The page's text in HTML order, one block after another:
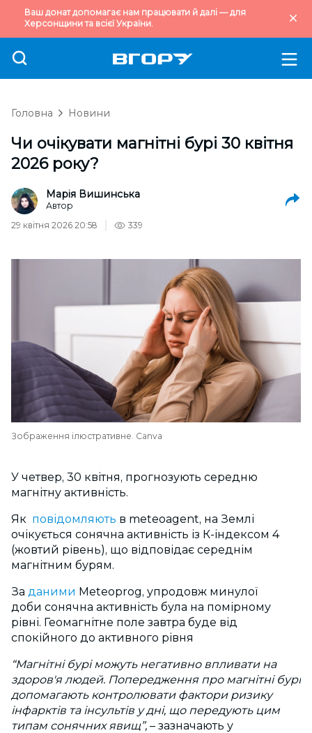
Ваш донат допомагає нам працювати й далі — для
Херсонщини та всієї України.
Головна Новини
Чи очікувати магнітні бурі 30 квітня
2026 року?
Марія Вишинська
Автор
29 квітня 2026 20:58
339
Зображення ілюстративне. Canva
У четвер, 30 квітня, прогнозують середню
магнітну активність.
Як повідомляють в meteoagent, на Землі
очікується сонячна активність із К-індексом 4
(жовтий рівень), що відповідає середнім
магнітним бурям.
За даними Meteoprog, упродовж минулої
доби сонячна активність була на помірному
рівні. Геомагнітне поле завтра буде від
спокійного до активного рівня
“Магнітні бурі можуть негативно впливати на
здоров'я людей. Попередження про магнітні бурі
допомагають контролювати фактори ризику
інфарктів та інсультів у дні, що передують цим
типам сонячних явищ”, – зазначають у